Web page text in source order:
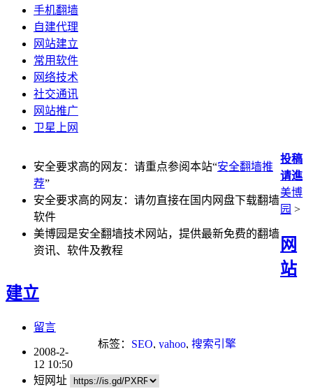
手机翻墙
自建代理
网站建立
常用软件
网络技术
社交通讯
网站推广
卫星上网
安全要求高的网友：请重点参阅本站“安全翻墙推
荐”
安全要求高的网友：请勿直接在国内网盘下载翻墙
软件
美博园是安全翻墙技术网站，提供最新免费的翻墙
资讯、软件及教程
投稿
请進
美博
园 >
网
站
建立
留言
标签： SEO, yahoo, 搜索引擎
2008-2-
12 10:50
短网址